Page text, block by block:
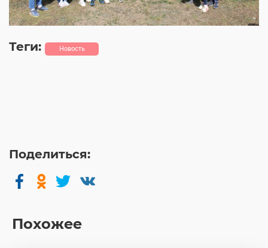
Теги: Новость
Поделиться:
Похожее